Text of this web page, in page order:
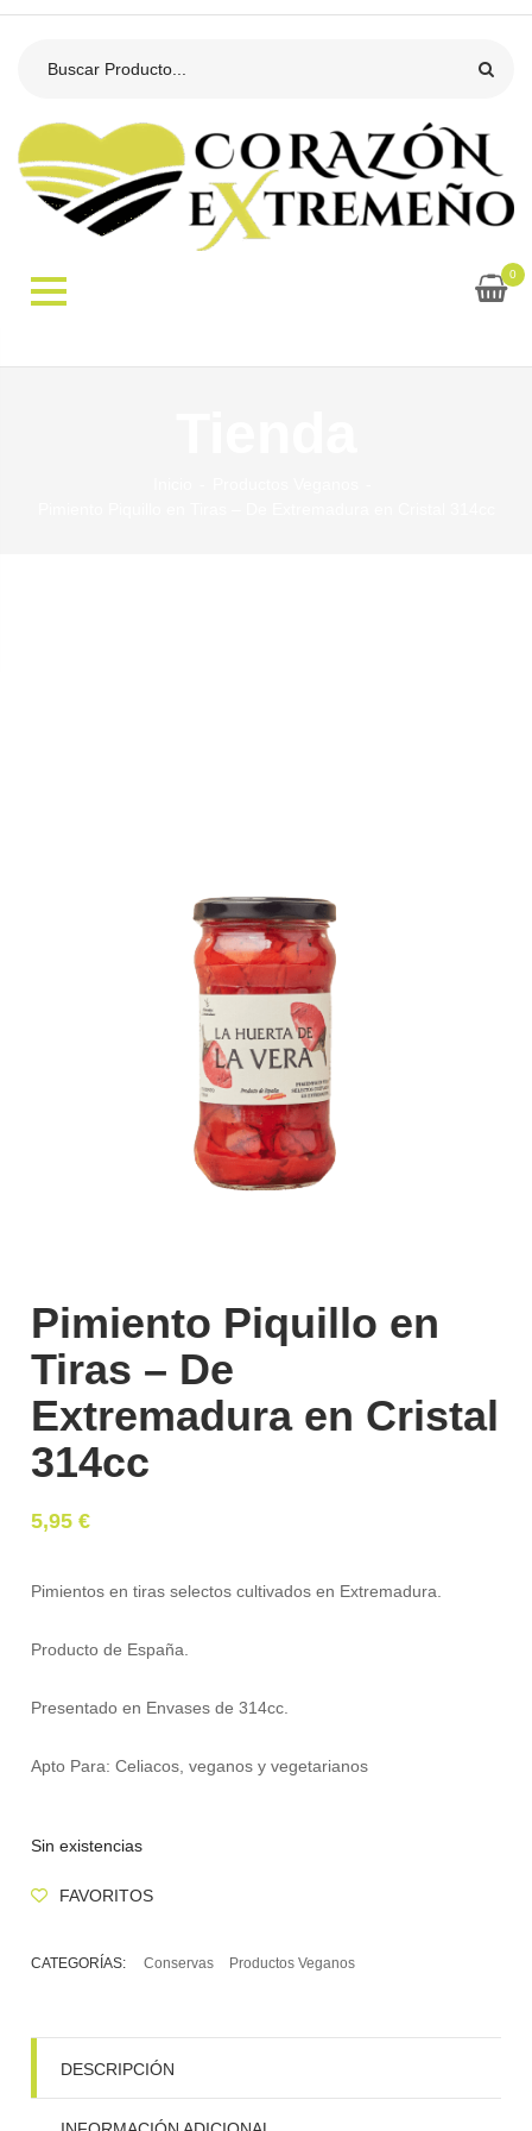
0
Pimiento Piquillo en
Tiras – De
Extremadura en Cristal
314cc
5,95€
Pimientos en tiras selectos cultivados en Extremadura.
Producto de España.
Presentado en Envases de 314cc.
Apto Para: Celiacos, veganos y vegetarianos
Sin existencias
FAVORITOS
CATEGORÍAS: Conservas Productos Veganos
DESCRIPCIÓN